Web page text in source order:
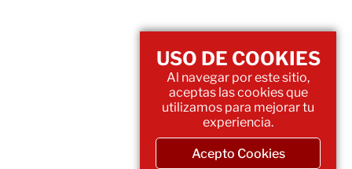
USO DE COOKIES
Al navegar por este sitio,
aceptas las cookies que
utilizamos para mejorar tu
experiencia.
Acepto Cookies